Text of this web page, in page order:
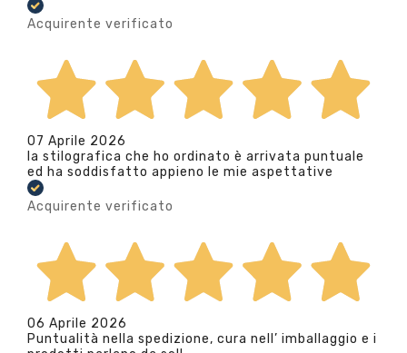
Acquirente verificato
07 Aprile 2026
la stilografica che ho ordinato è arrivata puntuale
ed ha soddisfatto appieno le mie aspettative
Acquirente verificato
06 Aprile 2026
Puntualità nella spedizione, cura nell’ imballaggio e i